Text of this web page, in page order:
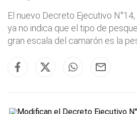
El nuevo Decreto Ejecutivo
ya no indica que el tipo de
gran escala del camarón es la